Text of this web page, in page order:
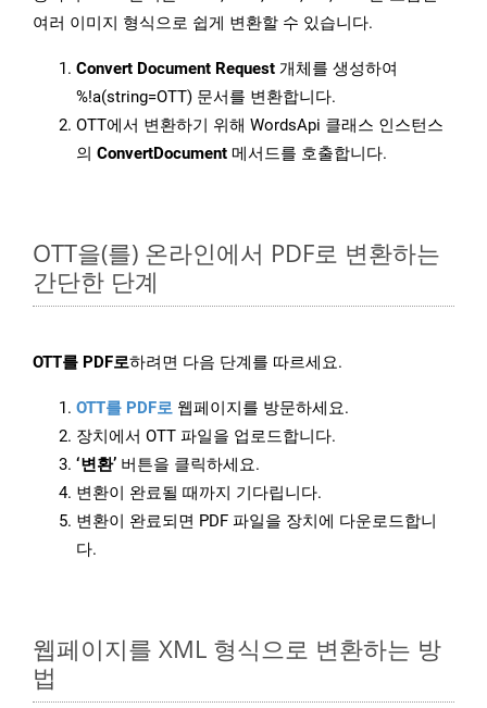
여러 이미지 형식으로 쉽게 변환할 수 있습니다.
Convert Document Request 개체를 생성하여
%!a(string=OTT) 문서를 변환합니다.
OTT에서 변환하기 위해 WordsApi 클래스 인스턴스
의 ConvertDocument 메서드를 호출합니다.
OTT을(를) 온라인에서 PDF로 변환하는
간단한 단계
OTT를 PDF로하려면 다음 단계를 따르세요.
OTT를 PDF로 웹페이지를 방문하세요.
장치에서 OTT 파일을 업로드합니다.
‘변환’ 버튼을 클릭하세요.
변환이 완료될 때까지 기다립니다.
변환이 완료되면 PDF 파일을 장치에 다운로드합니
다.
웹페이지를 XML 형식으로 변환하는 방
법